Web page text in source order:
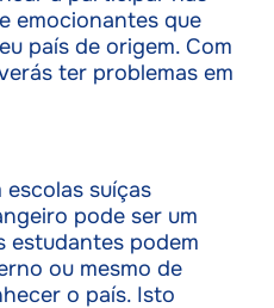
emocionantes que
país de origem. Com
ter problemas em
escolas suíças
pode ser um
estudantes podem
ou mesmo de
o país. Isto